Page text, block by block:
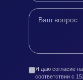
Я даю согласие
соответствии с